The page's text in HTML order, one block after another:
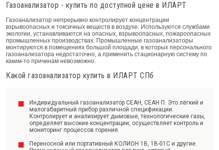
Газоанализатор - купить по доступной цене в ИЛАРТ
Газоанализатор непрерывно контролирует концентрации
взрывоопасных и токсичных веществ в воздухе. Используются службами
экологии, устанавливаются на опасных, взрывоопасных, пожароопасных
промышленных производствах. Промышленные газоанализаторы
монтируются в помещениях большой площади, в которых персонального
газоанализатора недостаточно, а применить стационарную систему по
каким-то причинам невозможно.
Какой газоанализатор купить в ИЛАРТ СПб
Индивидуальный газоанализатор СЕАН, СЕАН П. Это лёгкий и
малогабаритный прибор различной спецификации.
Контролирует и анализирует дымовые, технологические газы,
определяет высокие концентрации, осуществляет контроль и
мониторинг процессов горения.
Переносной или портативный КОЛИОН 1В, 1В-01С и другие.